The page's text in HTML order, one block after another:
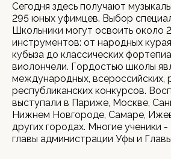
Сегодня здесь получают
295 юных уфимцев. Выбор
Школьники могут освоить около
инструментов: от народных
кубыза до классических
виолончели. Гордостью школы
международных, всероссийских,
республиканских конкурсов.
выступали в Париже, Москве,
Нижнем Новгороде, Самаре,
других городах. Многие ученики
главы администрации Уфы и